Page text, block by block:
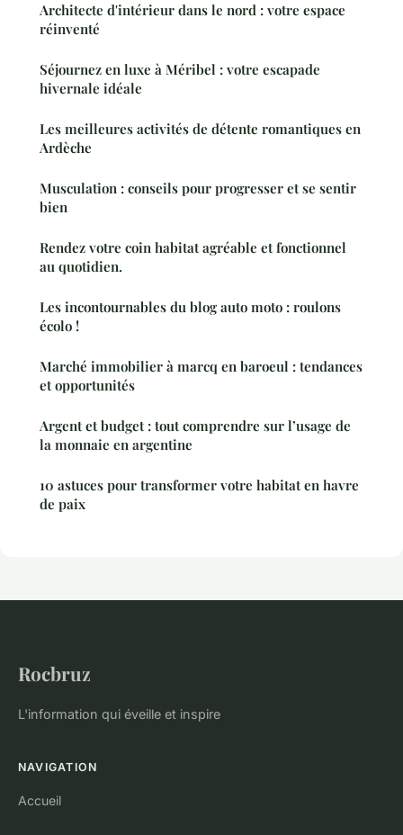
Architecte d'intérieur dans le nord : votre espace
réinventé
Séjournez en luxe à Méribel : votre escapade
hivernale idéale
Les meilleures activités de détente romantiques en
Ardèche
Musculation : conseils pour progresser et se sentir
bien
Rendez votre coin habitat agréable et fonctionnel
au quotidien.
Les incontournables du blog auto moto : roulons
écolo !
Marché immobilier à marcq en baroeul : tendances
et opportunités
Argent et budget : tout comprendre sur l’usage de
la monnaie en argentine
10 astuces pour transformer votre habitat en havre
de paix
Rocbruz
L'information qui éveille et inspire
NAVIGATION
Accueil